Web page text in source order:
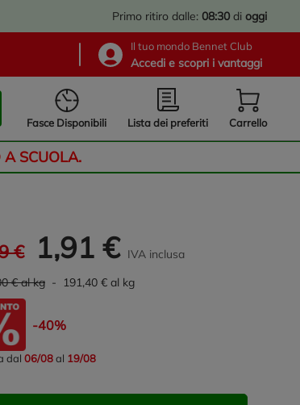
Primo ritiro dalle: 08:30 di oggi
Il tuo mondo Bennet Club
Accedi e scopri i vantaggi
Fasce Disponibili Lista dei preferiti Carrello
A SCUOLA.
€ 1,91 € IVA inclusa
€ al kg - 191,40 € al kg
-40%
dal 06/08al 19/08